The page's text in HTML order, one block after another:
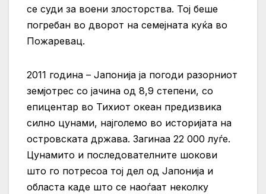
се суди за воени злосторства. Тој беше
погребан во дворот на семејната куќа во
Пожаревац.
2011 година – Јапонија ја погоди разорниот
земјотрес со јачина од 8,9 степени, со
епицентар во Тихиот океан предизвика
силно цунами, најголемо во историјата на
островската држава. Загинаа 22 000 луѓе.
Цунамито и последователните шокови
што го потресоа тој дел од Јапонија и
областа каде што се наоѓаат неколку